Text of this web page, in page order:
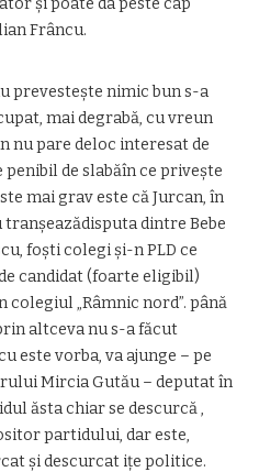
și poate da peste cap
Frâncu.
prevestește nimic bun s-a
mai degrabă, cu vreun
nu pare deloc interesat de
de slabăîn ce privește
mai grav este că Jurcan, în
dintre Bebe
foști colegi și-n PLD ce
candidat (foarte eligibil)
„Râmnic nord”. până
altceva nu s-a făcut
este vorba, va ajunge – pe
Mircia Gutău – deputat în
ăsta chiar se descurcă ,
partidului, dar este,
și descurcat ițe politice.